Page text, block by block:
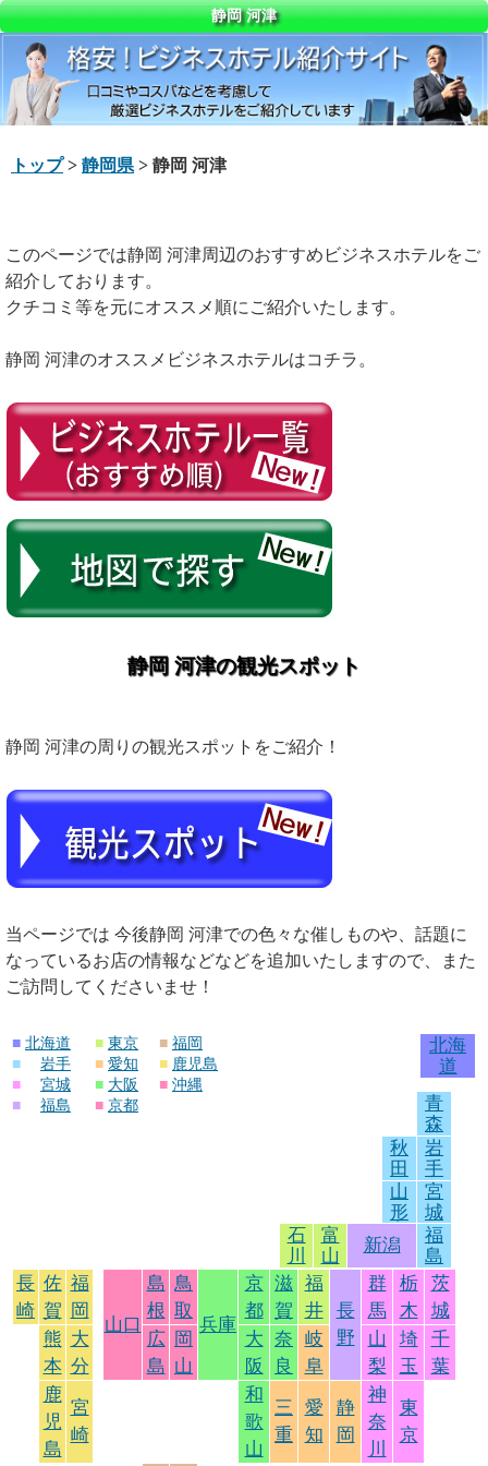
静岡 河津
トップ> 静岡県 > 静岡 河津
このページでは静岡 河津周辺のおすすめビジネスホテルをご
紹介しております。
クチコミ等を元にオススメ順にご紹介いたします。
静岡 河津のオススメビジネスホテルはコチラ。
静岡 河津の観光スポット
静岡 河津の周りの観光スポットをご紹介！
当ページでは 今後静岡 河津での色々な催しものや、話題に
なっているお店の情報などなどを追加いたしますので、また
ご訪問してくださいませ！
■ 北海道
■
岩手
■
宮城
■
福島
■ 東京
■ 愛知
■ 大阪
■ 京都
■ 福岡
■ 鹿児島
■ 沖縄
北海
道
青
森
秋
田
岩
手
山
形
宮
城
石
川
富
山
新潟
福
島
長
崎
佐
賀
福
岡
山口
島
根
鳥
取
兵庫
京
都
滋
賀
福
井
長
野
群
馬
栃
木
茨
城
熊
本
大
分
広
島
岡
山
大
阪
奈
良
岐
阜
山
梨
埼
玉
千
葉
鹿
児
島
宮
崎
和
歌
山
三
重
愛
知
静
岡
神
奈
川
東
京